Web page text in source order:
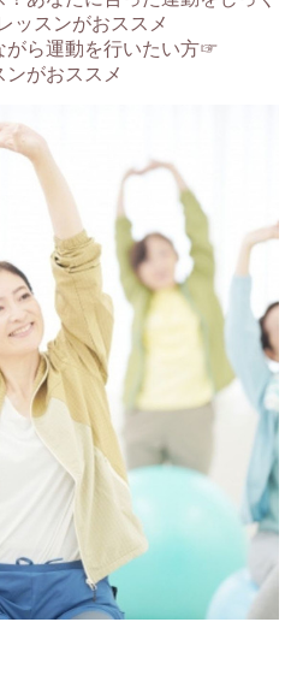
ッスンがおススメ
がら運動を行いたい方☞
がおススメ